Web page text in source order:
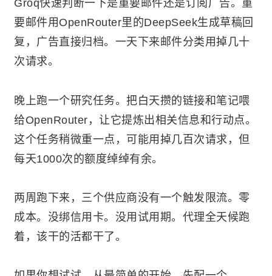
Groq快速判断一下是重要邮件还是订阅广告。重
要邮件用OpenRouter里的DeepSeek生成草稿回
复，广告直接归档。一天下来邮件分类用掉几十
次请求。
晚上跑一个研究任务。把白天攒的链接和笔记喂
给OpenRouter，让它提炼出相关信息和行动点。
这个任务稍微重一点，可能用掉几百次请求，但
每天1000次的额度绰绰有余。
两周跑下来，三个供应商没有一个触发限流。零
成本。没绑信用卡。没用试用期。代理全天候跑
着，该干的活都干了。